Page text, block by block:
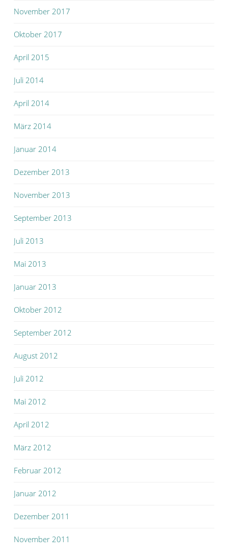
November 2017
Oktober 2017
April 2015
Juli 2014
April 2014
März 2014
Januar 2014
Dezember 2013
November 2013
September 2013
Juli 2013
Mai 2013
Januar 2013
Oktober 2012
September 2012
August 2012
Juli 2012
Mai 2012
April 2012
März 2012
Februar 2012
Januar 2012
Dezember 2011
November 2011